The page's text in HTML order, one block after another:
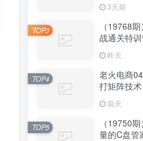
3天前
（19768
战通关特
维选品+渐
用，从0到
昨天
TOP3
老火电商
打矩阵技
产（20节）
前天
TOP4
（19750
量的C盘管
TOP5